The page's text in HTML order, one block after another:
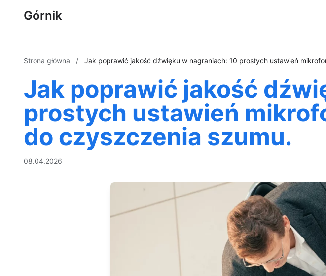
Górnik
Strona główna / Jak poprawić jakość dźwięku w nagraniach: 10 prostych ustawień
Jak poprawić jakość
prostych ustawień
do czyszczenia szumu.
08.04.2026